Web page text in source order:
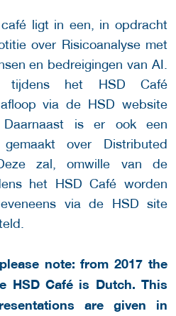
ligt in een, in opdracht
over Risicoanalyse met
en bedreigingen van AI.
tijdens het HSD Café
via de HSD website
Daarnaast is er ook een
over Distributed
zal, omwille van de
het HSD Café worden
via de HSD site
note: from 2017 the
HSD Café is Dutch. This
are given in